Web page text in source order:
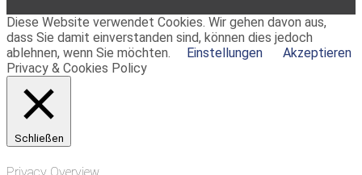
Diese Website verwendet Cookies. Wir gehen davon aus,
dass Sie damit einverstanden sind, können dies jedoch
ablehnen, wenn Sie möchten.
Einstellungen
Akzeptieren
Privacy & Cookies Policy
Schließen
Privacy Overview